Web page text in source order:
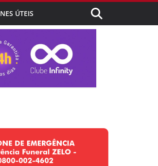
ÚTEIS